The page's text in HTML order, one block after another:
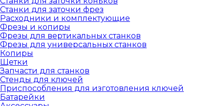
Станки для заточки фрез
Расходники и комплектующие
Фрезы и копиры
Фрезы для вертикальных станков
Фрезы для универсальных станков
Копиры
Щетки
Запчасти для станков
Стенды для ключей
Приспособления для изготовления ключей
Батарейки